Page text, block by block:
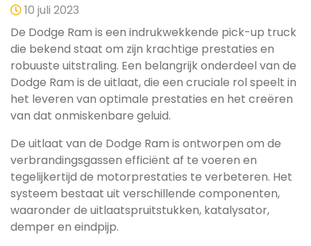
10 juli 2023
De Dodge Ram is een indrukwekkende pick-up truck
die bekend staat om zijn krachtige prestaties en
robuuste uitstraling. Een belangrijk onderdeel van de
Dodge Ram is de uitlaat, die een cruciale rol speelt in
het leveren van optimale prestaties en het creëren
van dat onmiskenbare geluid.
De uitlaat van de Dodge Ram is ontworpen om de
verbrandingsgassen efficiënt af te voeren en
tegelijkertijd de motorprestaties te verbeteren. Het
systeem bestaat uit verschillende componenten,
waaronder de uitlaatspruitstukken, katalysator,
demper en eindpijp.